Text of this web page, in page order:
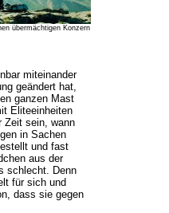
übermächtigen Konzern
miteinander
geändert hat,
ganzen Mast
Eliteeinheiten
Zeit sein, wann
in Sachen
und fast
aus der
schlecht. Denn
für sich und
dass sie gegen